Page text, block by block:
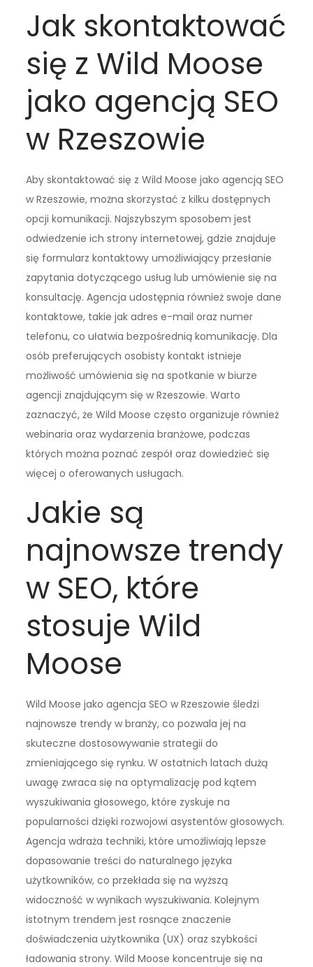
Jak skontaktować
się z Wild Moose
jako agencją SEO
w Rzeszowie
Aby skontaktować się z Wild Moose jako agencją SEO
w Rzeszowie, można skorzystać z kilku dostępnych
opcji komunikacji. Najszybszym sposobem jest
odwiedzenie ich strony internetowej, gdzie znajduje
się formularz kontaktowy umożliwiający przesłanie
zapytania dotyczącego usług lub umówienie się na
konsultację. Agencja udostępnia również swoje dane
kontaktowe, takie jak adres e-mail oraz numer
telefonu, co ułatwia bezpośrednią komunikację. Dla
osób preferujących osobisty kontakt istnieje
możliwość umówienia się na spotkanie w biurze
agencji znajdującym się w Rzeszowie. Warto
zaznaczyć, że Wild Moose często organizuje również
webinaria oraz wydarzenia branżowe, podczas
których można poznać zespół oraz dowiedzieć się
więcej o oferowanych usługach.
Jakie są
najnowsze trendy
w SEO, które
stosuje Wild
Moose
Wild Moose jako agencja SEO w Rzeszowie śledzi
najnowsze trendy w branży, co pozwala jej na
skuteczne dostosowywanie strategii do
zmieniającego się rynku. W ostatnich latach dużą
uwagę zwraca się na optymalizację pod kątem
wyszukiwania głosowego, które zyskuje na
popularności dzięki rozwojowi asystentów głosowych.
Agencja wdraża techniki, które umożliwiają lepsze
dopasowanie treści do naturalnego języka
użytkowników, co przekłada się na wyższą
widoczność w wynikach wyszukiwania. Kolejnym
istotnym trendem jest rosnące znaczenie
doświadczenia użytkownika (UX) oraz szybkości
ładowania strony. Wild Moose koncentruje się na